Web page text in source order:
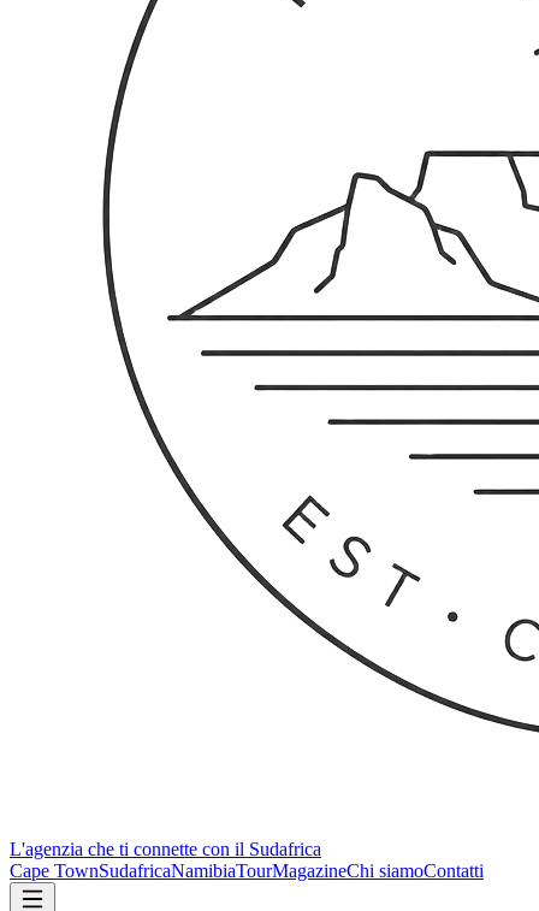
L'agenzia che ti connette con il Sudafrica
Cape TownSudafricaNamibiaTourMagazineChi siamoContatti